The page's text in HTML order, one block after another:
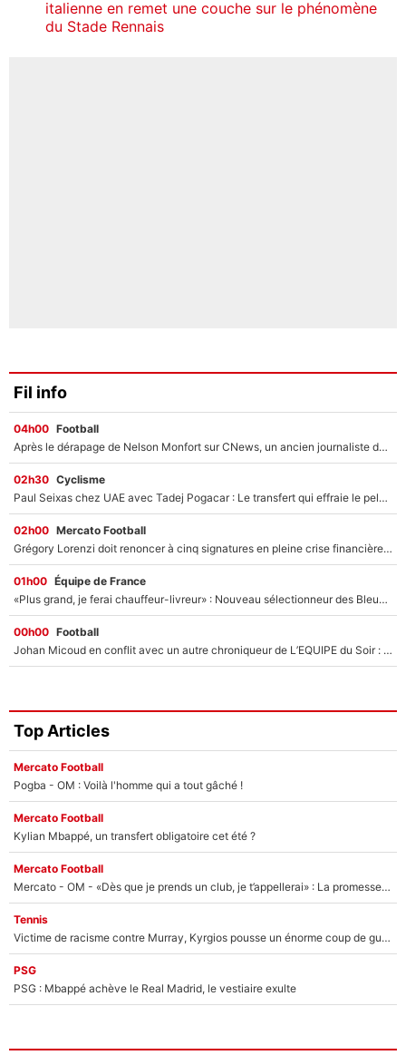
italienne en remet une couche sur le phénomène
du Stade Rennais
Fil info
04h00 Football
Après le dérapage de Nelson Monfort sur CNews, un ancien journaliste de France Télévisions relance la polémique sur les incendies en Gironde
02h30 Cyclisme
Paul Seixas chez UAE avec Tadej Pogacar : Le transfert qui effraie le peloton, «c’est la pire des choses qui puisse arriver»
02h00 Mercato Football
Grégory Lorenzi doit renoncer à cinq signatures en pleine crise financière : L’IA propose sept noms à l’OM pour un mercato réussi... à seulement 5M€ !
01h00 Équipe de France
«Plus grand, je ferai chauffeur-livreur» : Nouveau sélectionneur des Bleus, Zinédine Zidane s’était imaginé un avenir très différent lorsqu'il était enfant
00h00 Football
Johan Micoud en conflit avec un autre chroniqueur de L’EQUIPE du Soir : «Pendant un moment, je ne les ai pas remis ensemble dans l'émission»
Top Articles
Mercato Football
Pogba - OM : Voilà l'homme qui a tout gâché !
Mercato Football
Kylian Mbappé, un transfert obligatoire cet été ?
Mercato Football
Mercato - OM - «Dès que je prends un club, je t’appellerai» : La promesse de Marcelino au moment de claquer la porte
Tennis
Victime de racisme contre Murray, Kyrgios pousse un énorme coup de gueule !
PSG
PSG : Mbappé achève le Real Madrid, le vestiaire exulte